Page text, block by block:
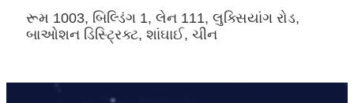
રૂમ 1003, બિલ્ડિંગ 1, લેન 111, લુક્સિયાંગ રોડ,
બાઓશન ડિસ્ટ્રિક્ટ, શાંઘાઈ, ચીન